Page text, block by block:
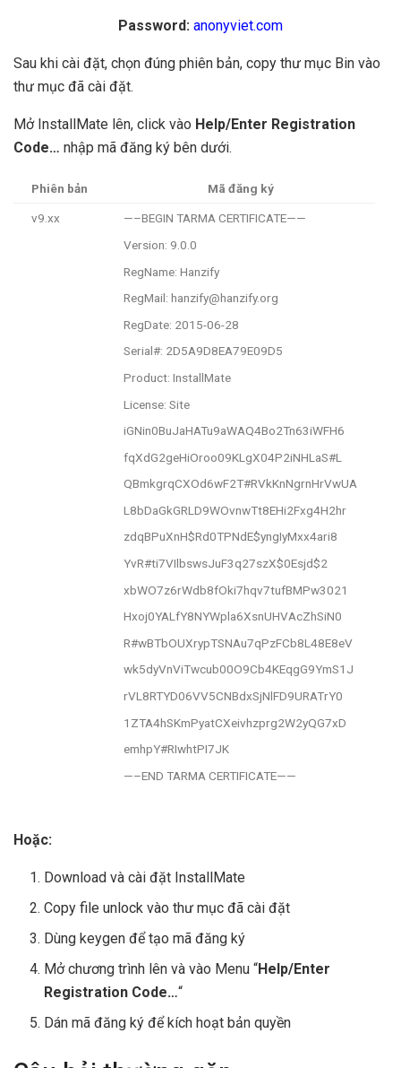
Password: anonyviet.com
Sau khi cài đặt, chọn đúng phiên bản, copy thư mục Bin vào
thư mục đã cài đặt.
Mở InstallMate lên, click vào Help/Enter Registration
Code… nhập mã đăng ký bên dưới.
Phiên bản Mã đăng ký
v9.xx
—–BEGIN TARMA CERTIFICATE——
Version: 9.0.0
RegName: Hanzify
RegMail: hanzify@hanzify.org
RegDate: 2015-06-28
Serial#: 2D5A9D8EA79E09D5
Product: InstallMate
License: Site
iGNin0BuJaHATu9aWAQ4Bo2Tn63iWFH6
fqXdG2geHiOroo09KLgX04P2iNHLaS#L
QBmkgrqCXOd6wF2T#RVkKnNgrnHrVwUA
L8bDaGkGRLD9WOvnwTt8EHi2Fxg4H2hr
zdqBPuXnH$Rd0TPNdE$yngIyMxx4ari8
YvR#ti7VIlbswsJuF3q27szX$0Esjd$2
xbWO7z6rWdb8fOki7hqv7tufBMPw3021
Hxoj0YALfY8NYWpla6XsnUHVAcZhSiN0
R#wBTbOUXrypTSNAu7qPzFCb8L48E8eV
wk5dyVnViTwcub00O9Cb4KEqgG9YmS1J
rVL8RTYD06VV5CNBdxSjNlFD9URATrY0
1ZTA4hSKmPyatCXeivhzprg2W2yQG7xD
emhpY#RIwhtPI7JK
—–END TARMA CERTIFICATE——
Hoặc:
Download và cài đặt InstallMate
Copy file unlock vào thư mục đã cài đặt
Dùng keygen để tạo mã đăng ký
Mở chương trình lên và vào Menu “Help/Enter
Registration Code…“
Dán mã đăng ký để kích hoạt bản quyền